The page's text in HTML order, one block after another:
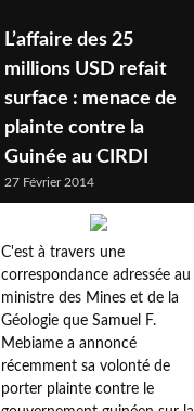
L’affaire des 25
millions USD refait
surface : menace de
plainte contre la
Guinée au CIRDI
27 Février 2014
C'est à travers une
correspondance adressée au
ministre des Mines et de la
Géologie que Samuel F.
Mebiame a annoncé
récemment sa volonté de
porter plainte contre le